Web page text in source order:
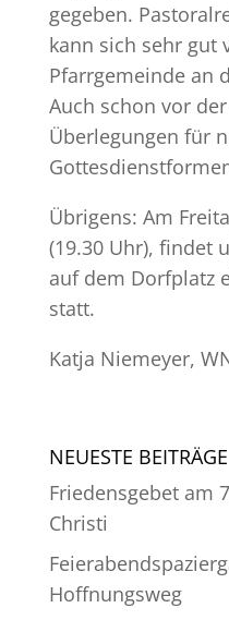
gegeben.
kann sich sehr gut
Pfarrgemeinde an
Auch schon vor
Überlegungen für
Übrigens: Am
(19.30 Uhr), findet
auf dem Dorfplatz
statt.
Katja Niemeyer,
NEUESTE BEITRÄGE
Friedensgebet am
Christi
Hoffnungsweg